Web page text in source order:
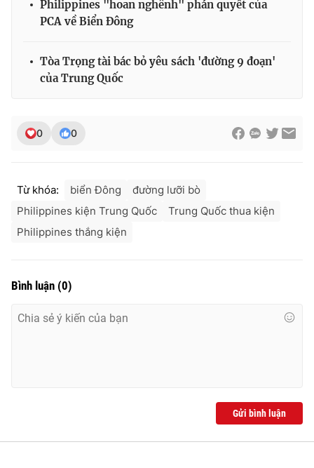
Ðiện thoại Thời báo VTV:024.66 897 897
Email:toasoan@vtv.vn
Philippines "hoan nghênh" phán quyết của
PCA về Biển Đông
Tòa Trọng tài bác bỏ yêu sách 'đường 9 đoạn'
của Trung Quốc
0 0
Từ khóa: biển Đông
đường lưỡi bò
Philippines kiện Trung Quốc
Trung Quốc thua kiện
Philippines thắng kiện
Bình luận (0)
Gửi bình luận